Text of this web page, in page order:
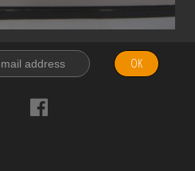
OK